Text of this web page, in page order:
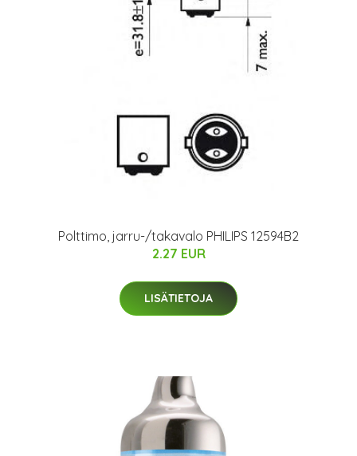
Polttimo, jarru-/takavalo PHILIPS 12594B2
2.27 EUR
LISÄTIETOJA